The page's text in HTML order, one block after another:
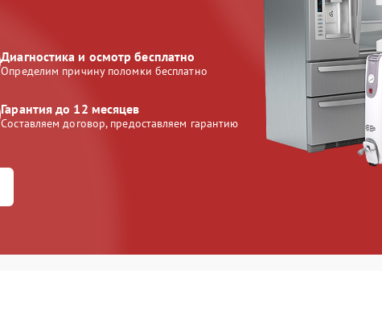
Диагностика и осмотр бесплатно
Определим причину поломки бесплатно
Гарантия до 12 месяцев
Составляем договор, предоставляем гарантию